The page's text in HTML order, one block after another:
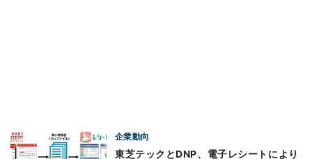
企業動向
東芝テックとDNP、電子レシートにより